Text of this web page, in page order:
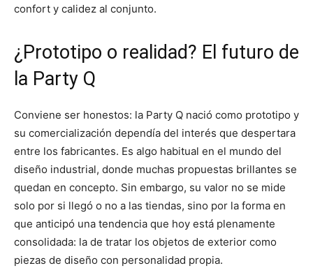
confort y calidez al conjunto.
¿Prototipo o realidad? El futuro de
la Party Q
Conviene ser honestos: la Party Q nació como prototipo y
su comercialización dependía del interés que despertara
entre los fabricantes. Es algo habitual en el mundo del
diseño industrial, donde muchas propuestas brillantes se
quedan en concepto. Sin embargo, su valor no se mide
solo por si llegó o no a las tiendas, sino por la forma en
que anticipó una tendencia que hoy está plenamente
consolidada: la de tratar los objetos de exterior como
piezas de diseño con personalidad propia.